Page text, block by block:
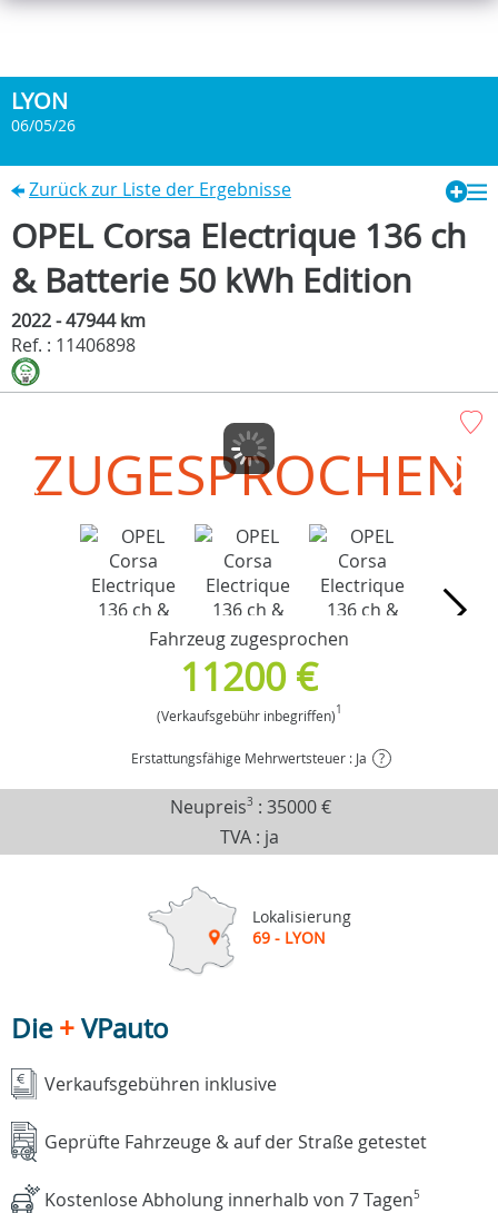
LYON
06/05/26
Zurück zur Liste der Ergebnisse
OPEL Corsa Electrique 136 ch
& Batterie 50 kWh Edition
2022 - 47944 km
Ref. : 11406898
ZUGESPROCHEN
Fahrzeug zugesprochen
11200 €
(Verkaufsgebühr inbegriffen)1
Erstattungsfähige Mehrwertsteuer : Ja ?
Neupreis3 : 35000 €
TVA : ja
Lokalisierung
69 - LYON
Die+VPauto
Verkaufsgebühren inklusive
Geprüfte Fahrzeuge & auf der Straße getestet
Kostenlose Abholung innerhalb von 7 Tagen5